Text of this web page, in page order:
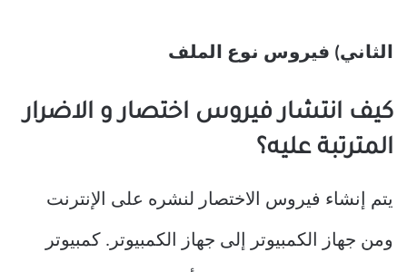
الثاني) فيروس نوع الملف
كيف انتشار فيروس اختصار و الاضرار
المترتبة عليه؟
يتم إنشاء فيروس الاختصار لنشره على الإنترنت
ومن جهاز الكمبيوتر إلى جهاز الكمبيوتر. كمبيوتر